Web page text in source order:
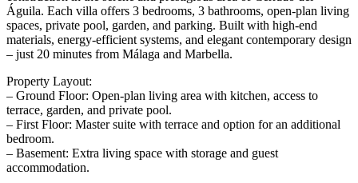
Águila. Each villa offers 3 bedrooms, 3 bathrooms, open-plan living
spaces, private pool, garden, and parking. Built with high-end
materials, energy-efficient systems, and elegant contemporary design
– just 20 minutes from Málaga and Marbella.
Property Layout:
– Ground Floor: Open-plan living area with kitchen, access to
terrace, garden, and private pool.
– First Floor: Master suite with terrace and option for an additional
bedroom.
– Basement: Extra living space with storage and ‌guest
‌accommodation.